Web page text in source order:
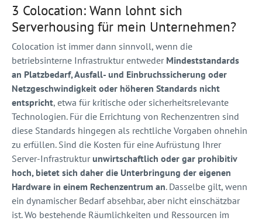
3 Colocation: Wann lohnt sich
Serverhousing für mein Unternehmen?
Colocation ist immer dann sinnvoll, wenn die
betriebsinterne Infrastruktur entweder Mindeststandards
an Platzbedarf, Ausfall- und Einbruchssicherung oder
Netzgeschwindigkeit oder höheren Standards nicht
entspricht, etwa für kritische oder sicherheitsrelevante
Technologien. Für die Errichtung von Rechenzentren sind
diese Standards hingegen als rechtliche Vorgaben ohnehin
zu erfüllen. Sind die Kosten für eine Aufrüstung Ihrer
Server-Infrastrukturunwirtschaftlich oder gar prohibitiv
hoch, bietet sich daher die Unterbringung der eigenen
Hardware in einem Rechenzentrum an. Dasselbe gilt, wenn
ein dynamischer Bedarf absehbar, aber nicht einschätzbar
ist. Wo bestehende Räumlichkeiten und Ressourcen im